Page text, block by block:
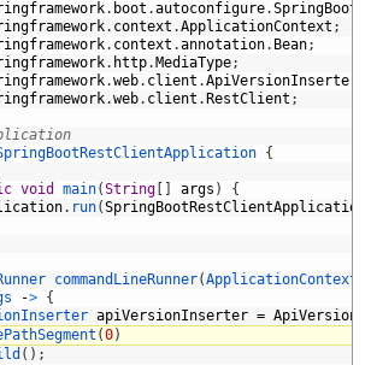
. boot .autoconfigure.
. context .ApplicationContext ;
. context .annotation. Bean;
. http.MediaType;
.web. client .ApiVersionInserter
.web. client .RestClient ;
{
void main(String [ ] args )
{
. run(SpringBootRestClientApplication
commandLineRunner(ApplicationContext
-> {
apiVersionInserter =
(0)
( ) ;